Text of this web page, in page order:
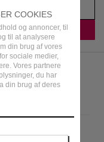
COOKIES
og annoncer, til
til at analysere
din brug af vores
sociale medier,
Vores partnere
du har
din brug af deres